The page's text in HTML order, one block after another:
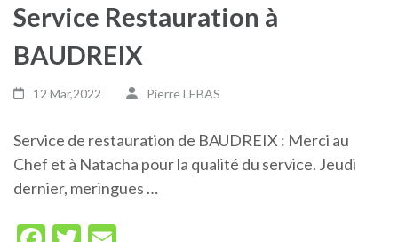
Service Restauration à
BAUDREIX
12 Mar,2022 Pierre LEBAS
Service de restauration de BAUDREIX : Merci au
Chef et à Natacha pour la qualité du service. Jeudi
dernier, meringues …